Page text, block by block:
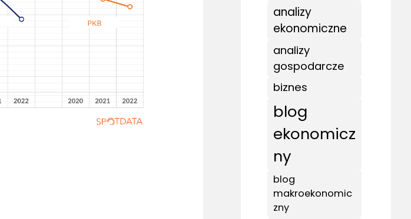
analizy
ekonomiczne
analizy
gospodarcze
biznes
blog
ekonomicz
ny
blog
makroekonomic
zny